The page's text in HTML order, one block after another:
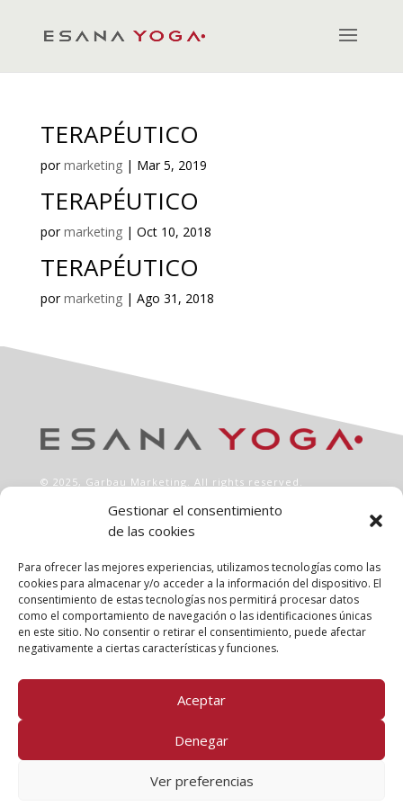
Gestionar el consentimiento
de las cookies
Para ofrecer las mejores experiencias, utilizamos tecnologías como las
cookies para almacenar y/o acceder a la información del dispositivo. El
consentimiento de estas tecnologías nos permitirá procesar datos
como el comportamiento de navegación o las identificaciones únicas
en este sitio. No consentir o retirar el consentimiento, puede afectar
negativamente a ciertas características y funciones.
Aceptar
Denegar
Ver preferencias
TERAPÉUTICO
pormarketing| Mar 5, 2019
TERAPÉUTICO
pormarketing| Oct 10, 2018
TERAPÉUTICO
pormarketing| Ago 31, 2018
© 2025, Garbau Marketing. All rights reserved.
INFO
Aviso legal
Política de privacidad
Política de cookies
Clases
Talleres
FOLLOW US!